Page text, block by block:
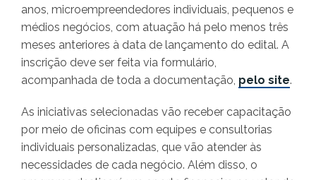
anos, microempreendedores individuais, pequenos e
médios negócios, com atuação há pelo menos três
meses anteriores à data de lançamento do edital. A
inscrição deve ser feita via formulário,
acompanhada de toda a documentação, pelo site.
As iniciativas selecionadas vão receber capacitação
por meio de oficinas com equipes e consultorias
individuais personalizadas, que vão atender às
necessidades de cada negócio. Além disso, o